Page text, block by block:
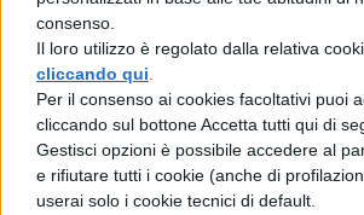
consenso.
Il loro utilizzo è regolato dalla relativa
cliccando qui
Per il consenso ai cookies facoltativi puoi
cliccando sul bottone Accetta tutti qui di
Gestisci opzioni è possibile accedere al
e rifiutare tutti i cookie (anche di
userai solo i cookie tecnici di default.
paritarie per almeno tre
non continuativi, di cui
nella specifica classe di
quale scelgono di
l’abilitazione, nei cinque
precedenti e docenti